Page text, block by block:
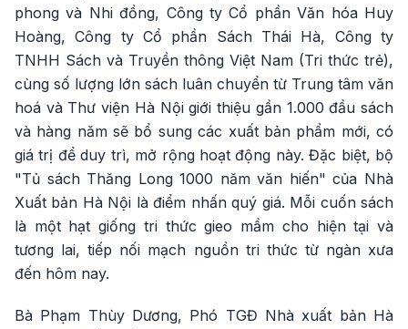
phong và Nhi đồng, Công ty Cổ phần Văn hóa Huy
Hoàng, Công ty Cổ phần Sách Thái Hà, Công ty
TNHH Sách và Truyền thông Việt Nam (Tri thức trẻ),
cùng số lượng lớn sách luân chuyển từ Trung tâm văn
hoá và Thư viện Hà Nội giới thiệu gần 1.000 đầu sách
và hàng năm sẽ bổ sung các xuất bản phẩm mới, có
giá trị để duy trì, mở rộng hoạt động này. Đặc biệt, bộ
"Tủ sách Thăng Long 1000 năm văn hiến" của Nhà
Xuất bản Hà Nội là điểm nhấn quý giá. Mỗi cuốn sách
là một hạt giống tri thức gieo mầm cho hiện tại và
tương lai, tiếp nối mạch nguồn tri thức từ ngàn xưa
đến hôm nay.
Bà Phạm Thùy Dương, Phó TGĐ Nhà xuất bản Hà